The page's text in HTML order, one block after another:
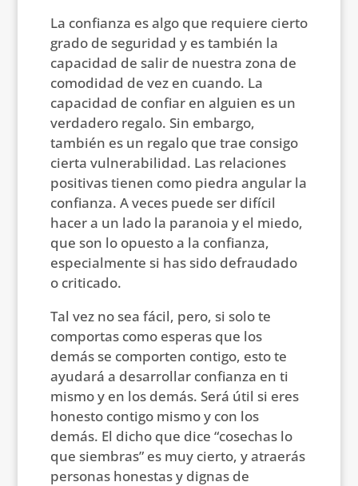
La confianza es algo que requiere cierto
grado de seguridad y es también la
capacidad de salir de nuestra zona de
comodidad de vez en cuando. La
capacidad de confiar en alguien es un
verdadero regalo. Sin embargo,
también es un regalo que trae consigo
cierta vulnerabilidad. Las relaciones
positivas tienen como piedra angular la
confianza. A veces puede ser difícil
hacer a un lado la paranoia y el miedo,
que son lo opuesto a la confianza,
especialmente si has sido defraudado
o criticado.
Tal vez no sea fácil, pero, si solo te
comportas como esperas que los
demás se comporten contigo, esto te
ayudará a desarrollar confianza en ti
mismo y en los demás. Será útil si eres
honesto contigo mismo y con los
demás. El dicho que dice “cosechas lo
que siembras” es muy cierto, y atraerás
personas honestas y dignas de